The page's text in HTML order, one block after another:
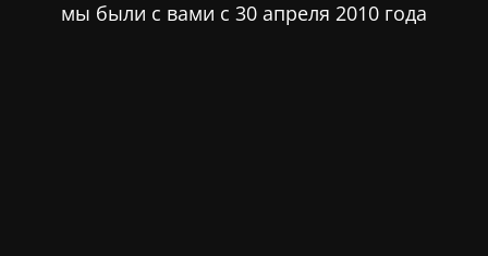
мы были с вами с 30 апреля 2010 года